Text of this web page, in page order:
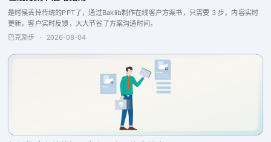
是时候丢掉传统的PPT了，通过Baklib制作在线客户方案书，只需要 3 步，内容实时
更新，客户实时反馈，大大节省了方案沟通时间。
巴克励步
· 2026-08-04